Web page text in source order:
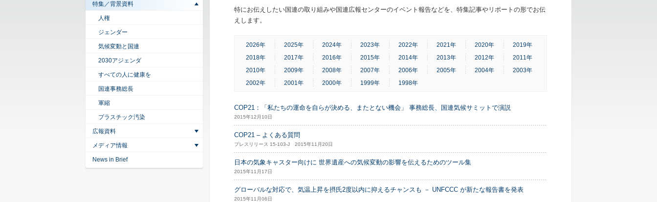
特にお伝えしたい国連の取り組みや国連広報センターのイベント報告などを、特集記事やリポートの形でお伝
えします。
2026年 2025年 2024年 2023年 2022年 2021年 2020年
2019年
2018年
2017年 2016年 2015年 2014年 2013年 2012年
2011年
2010年
2009年 2008年 2007年 2006年 2005年 2004年
2003年
2002年
2001年 2000年 1999年 1998年
COP21：「私たちの運命を自らが決める、またとない機会」 事務総長、国連気候サミットで演説
2015年12月10日
COP21 – よくある質問
プレスリリース 15-103-J 2015年11月20日
日本の気象キャスター向けに 世界遺産への気候変動の影響を伝えるためのツール集
2015年11月17日
グローバルな対応で、気温上昇を摂氏2度以内に抑えるチャンスも － UNFCCC が新たな報告書を発表
2015年11月06日
特集／背景資料
人権
ジェンダー
気候変動と国連
2030アジェンダ
すべての人に健康を
国連事務総長
軍縮
プラスチック汚染
広報資料
メディア情報
News in Brief